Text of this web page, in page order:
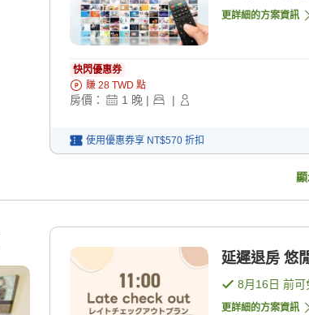
更詳細的方案資訊
快閃優惠券
賺 28 TWD 點
房價： 1 晚 | |
使用優惠券享 NT$570 折扣
延遲退房 悠
8月16日 前可
更詳細的方案資訊